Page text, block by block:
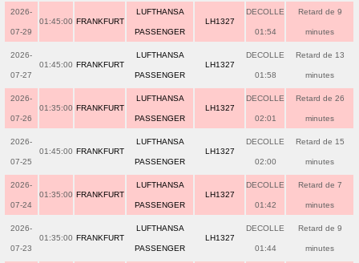
2026-
07-29
01:45:00 FRANKFURT
LUFTHANSA
PASSENGER
LH1327
DECOLLE
01:54
Retard de 9
minutes
2026-
07-27
01:45:00 FRANKFURT
LUFTHANSA
PASSENGER
LH1327
DECOLLE
01:58
Retard de 13
minutes
2026-
07-26
01:35:00 FRANKFURT
LUFTHANSA
PASSENGER
LH1327
DECOLLE
02:01
Retard de 26
minutes
2026-
07-25
01:45:00 FRANKFURT
LUFTHANSA
PASSENGER
LH1327
DECOLLE
02:00
Retard de 15
minutes
2026-
07-24
01:35:00 FRANKFURT
LUFTHANSA
PASSENGER
LH1327
DECOLLE
01:42
Retard de 7
minutes
2026-
07-23
01:35:00 FRANKFURT
LUFTHANSA
PASSENGER
LH1327
DECOLLE
01:44
Retard de 9
minutes